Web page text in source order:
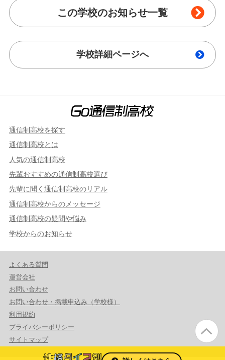
この学校のお知らせ一覧
学校詳細ページへ
通信制高校を探す
通信制高校とは
人気の通信制高校
先輩おすすめの通信制高校選び
先輩に聞く通信制高校のリアル
通信制高校からのメッセージ
通信制高校の疑問や悩み
学校からのお知らせ
よくある質問
運営会社
お問い合わせ
お問い合わせ・掲載申込み（学校様）
利用規約
プライバシーポリシー
サイトマップ